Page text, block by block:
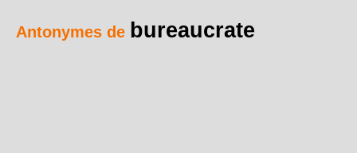
Antonymes de bureaucrate